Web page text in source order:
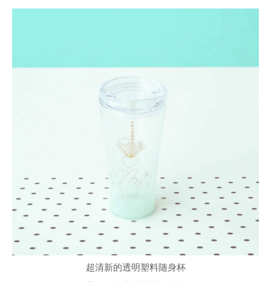
超清新的透明塑料随身杯